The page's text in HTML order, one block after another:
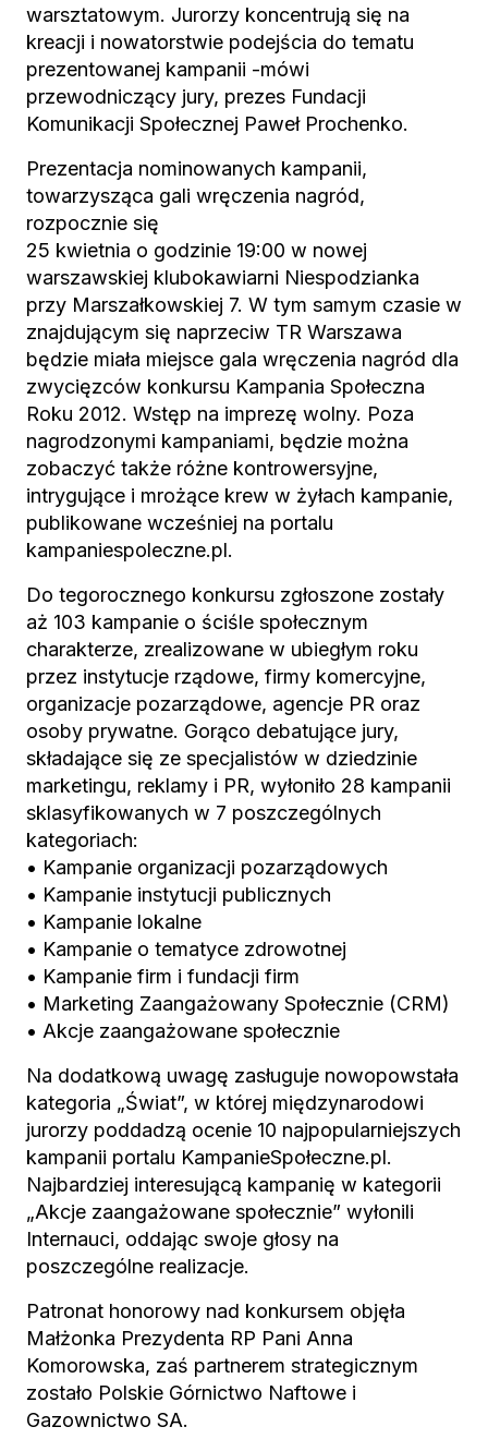
warsztatowym. Jurorzy koncentrują się na
kreacji i nowatorstwie podejścia do tematu
prezentowanej kampanii -mówi
przewodniczący jury, prezes Fundacji
Komunikacji Społecznej Paweł Prochenko.
Prezentacja nominowanych kampanii,
towarzysząca gali wręczenia nagród,
rozpocznie się
25 kwietnia o godzinie 19:00 w nowej
warszawskiej klubokawiarni Niespodzianka
przy Marszałkowskiej 7. W tym samym czasie w
znajdującym się naprzeciw TR Warszawa
będzie miała miejsce gala wręczenia nagród dla
zwycięzców konkursu Kampania Społeczna
Roku 2012. Wstęp na imprezę wolny. Poza
nagrodzonymi kampaniami, będzie można
zobaczyć także różne kontrowersyjne,
intrygujące i mrożące krew w żyłach kampanie,
publikowane wcześniej na portalu
kampaniespoleczne.pl.
Do tegorocznego konkursu zgłoszone zostały
aż 103 kampanie o ściśle społecznym
charakterze, zrealizowane w ubiegłym roku
przez instytucje rządowe, firmy komercyjne,
organizacje pozarządowe, agencje PR oraz
osoby prywatne. Gorąco debatujące jury,
składające się ze specjalistów w dziedzinie
marketingu, reklamy i PR, wyłoniło 28 kampanii
sklasyfikowanych w 7 poszczególnych
kategoriach:
• Kampanie organizacji pozarządowych
• Kampanie instytucji publicznych
• Kampanie lokalne
• Kampanie o tematyce zdrowotnej
• Kampanie firm i fundacji firm
• Marketing Zaangażowany Społecznie (CRM)
• Akcje zaangażowane społecznie
Na dodatkową uwagę zasługuje nowopowstała
kategoria „Świat”, w której międzynarodowi
jurorzy poddadzą ocenie 10 najpopularniejszych
kampanii portalu KampanieSpołeczne.pl.
Najbardziej interesującą kampanię w kategorii
„Akcje zaangażowane społecznie” wyłonili
Internauci, oddając swoje głosy na
poszczególne realizacje.
Patronat honorowy nad konkursem objęła
Małżonka Prezydenta RP Pani Anna
Komorowska, zaś partnerem strategicznym
zostało Polskie Górnictwo Naftowe i
Gazownictwo SA.